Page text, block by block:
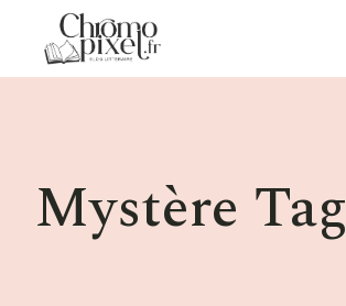
content
Mystère Tag